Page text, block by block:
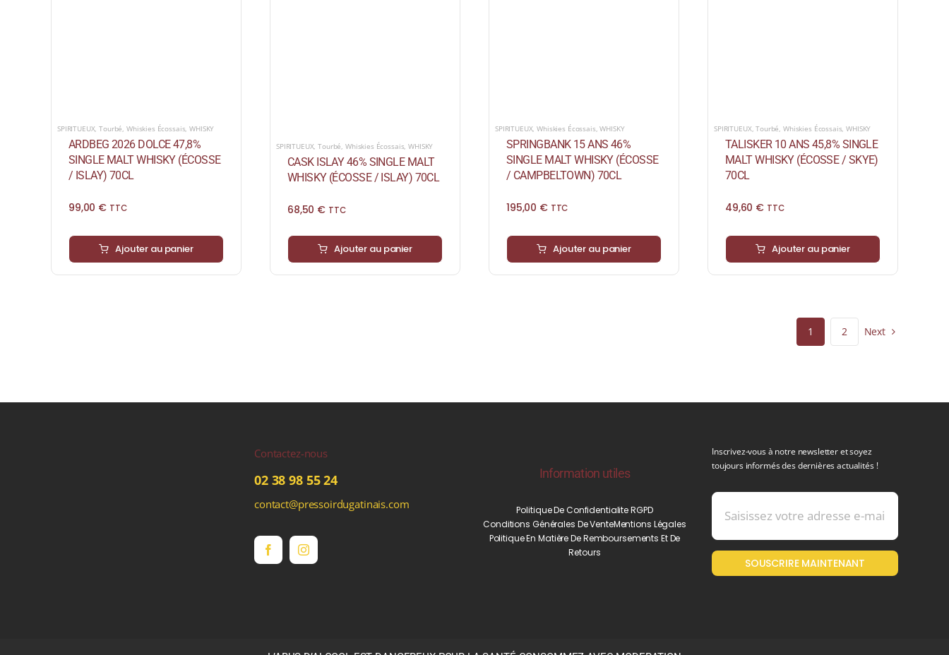
SPIRITUEUX,Tourbé, Whiskies Écossais,WHISKY
ARDBEG 2026 DOLCE 47,8%
SINGLE MALT WHISKY (ÉCOSSE
/ ISLAY) 70CL
99,00 € TTC
Ajouter au panier
SPIRITUEUX ,Tourbé Whiskies Écossais ,WHISKY
CASK ISLAY 46% SINGLE MALT
WHISKY (ÉCOSSE / ISLAY) 70CL
68,50 € TTC
Ajouter au panier
SPIRITUEUX,Whiskies Écossais,WHISKY
SPRINGBANK 15 ANS 46%
SINGLE MALT WHISKY (ÉCOSSE
/ CAMPBELTOWN) 70CL
195,00 € TTC
Ajouter au panier
SPIRITUEUX,Tourbé,Whiskies Écossais,WHISKY
TALISKER 10 ANS 45,8% SINGLE
MALT WHISKY (ÉCOSSE / SKYE)
70CL
49,60 € TTC
Ajouter au panier
1 2 Next
Contactez-nous
02 38 98 55 24
contact@pressoirdugatinais.com
Information utiles
Politique De Confidentialite RGPD
Conditions Générales De VenteMentions Légales
Politique En Matière De Remboursements Et De
Retours
Inscrivez-vous à notre newsletter et soyez
toujours informés des dernières actualités !
SOUSCRIRE MAINTENANT